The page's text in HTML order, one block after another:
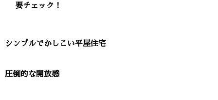
要チェック！
シンプルでかしこい平屋住宅
圧倒的な開放感